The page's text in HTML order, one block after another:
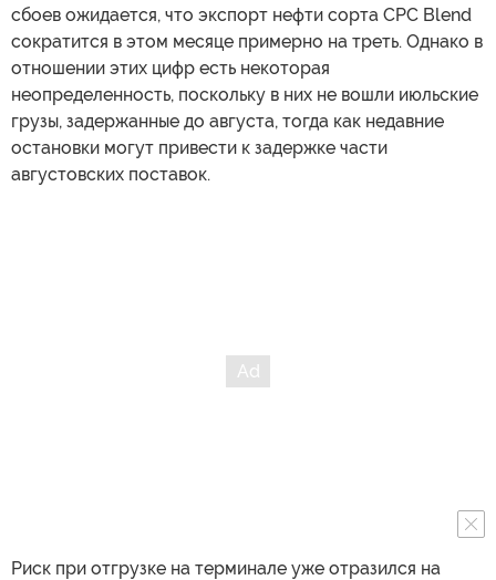
сбоев ожидается, что экспорт нефти сорта CPC Blend
сократится в этом месяце примерно на треть. Однако в
отношении этих цифр есть некоторая
неопределенность, поскольку в них не вошли июльские
грузы, задержанные до августа, тогда как недавние
остановки могут привести к задержке части
августовских поставок.
Риск при отгрузке на терминале уже отразился на